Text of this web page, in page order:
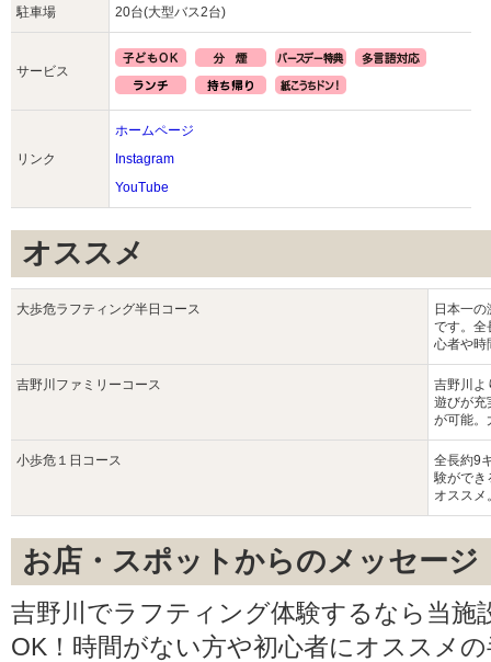
駐車場 20台(大型バス2台)
サービス
リンク
ホームページ
Instagram
YouTube
オススメ
大歩危ラフティング半日コース
日本一
です。全
心者や時
吉野川ファミリーコース
吉野川よ
遊びが充
が可能。
小歩危１日コース
全長約9
験ができ
オススメ
お店・スポットからのメッセージ
吉野川でラフティング体験するなら当施
OK！時間がない方や初心者にオススメ